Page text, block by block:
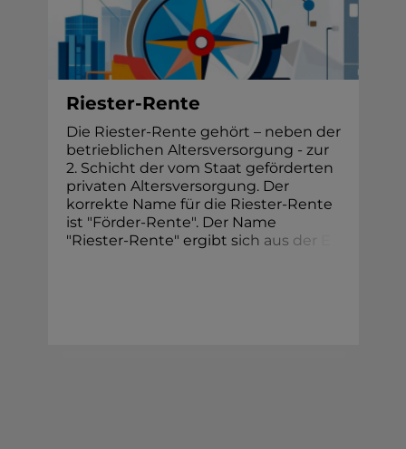
Riester-Rente
Die Riester-Rente gehört – neben der
betrieblichen Altersversorgung - zur
2. Schicht der vom Staat geförderten
privaten Altersversorgung. Der
korrekte Name für die Riester-Rente
ist "Förder-Rente". Der Name
"Riester-Rente" ergibt sich aus der